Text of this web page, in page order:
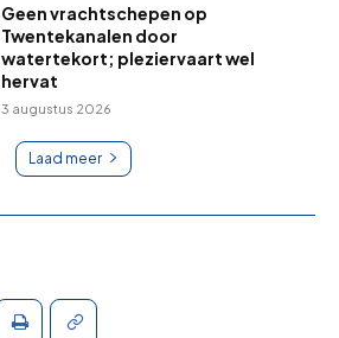
Geen vrachtschepen op
Twentekanalen door
watertekort; pleziervaart wel
hervat
3 augustus 2026
Laad meer